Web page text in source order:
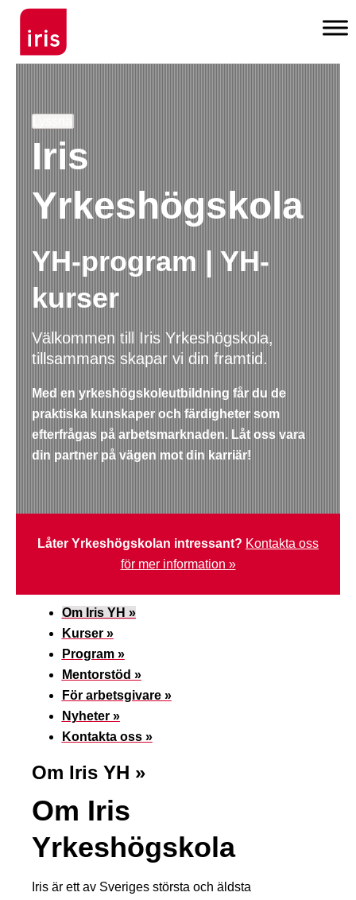
Iris
Yrkeshögskola
YH-program | YH-
kurser
Välkommen till Iris Yrkeshögskola,
tillsammans skapar vi din framtid.
Med en yrkeshögskoleutbildning får du de
praktiska kunskaper och färdigheter som
efterfrågas på arbetsmarknaden. Låt oss vara
din partner på vägen mot din karriär!
Låter Yrkeshögskolan intressant? Kontakta oss
för mer information »
Om Iris YH »
Kurser »
Program »
Mentorstöd »
För arbetsgivare »
Nyheter »
Kontakta oss »
Om Iris YH »
Om Iris
Yrkeshögskola
Iris är ett av Sveriges största och äldsta